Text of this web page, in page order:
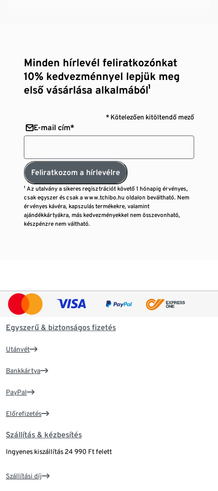
Minden hírlevél feliratkozónkat
10% kedvezménnyel lepjük meg
első vásárlása alkalmából¹
* Kötelezően kitöltendő mező
E-mail cím*
Feliratkozom a hírlevélre
¹ Az utalvány a sikeres regisztrációt követő 1 hónapig érvényes,
csak egyszer és csak a www.tchibo.hu oldalon beváltható. Nem
érvényes kávéra, kapszulás termékekre, valamint
ajándékkártyákra, más kedvezményekkel nem összevonható,
készpénzre nem váltható.
Egyszerű & biztonságos fizetés
Utánvét
Bankkártya
PayPal
Előrefizetés
Szállítás & kézbesítés
Ingyenes kiszállítás 24 990 Ft felett
Szállítási díj